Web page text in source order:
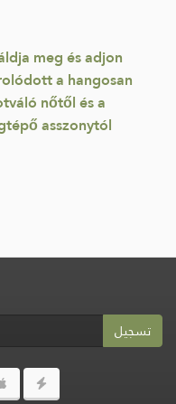
meg és adjon
a hangosan
nőtől és a
asszonytól
تسجيل